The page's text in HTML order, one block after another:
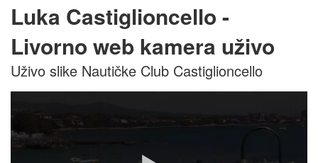
Luka Castiglioncello -
Livorno web kamera uživo
Uživo slike Nautičke Club Castiglioncello